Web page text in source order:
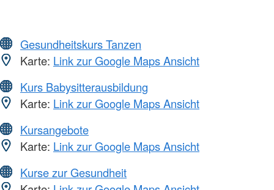
Gesundheitskurs Tanzen
Karte: Link zur Google Maps Ansicht
Kurs Babysitterausbildung
Karte: Link zur Google Maps Ansicht
Kursangebote
Karte: Link zur Google Maps Ansicht
Kurse zur Gesundheit